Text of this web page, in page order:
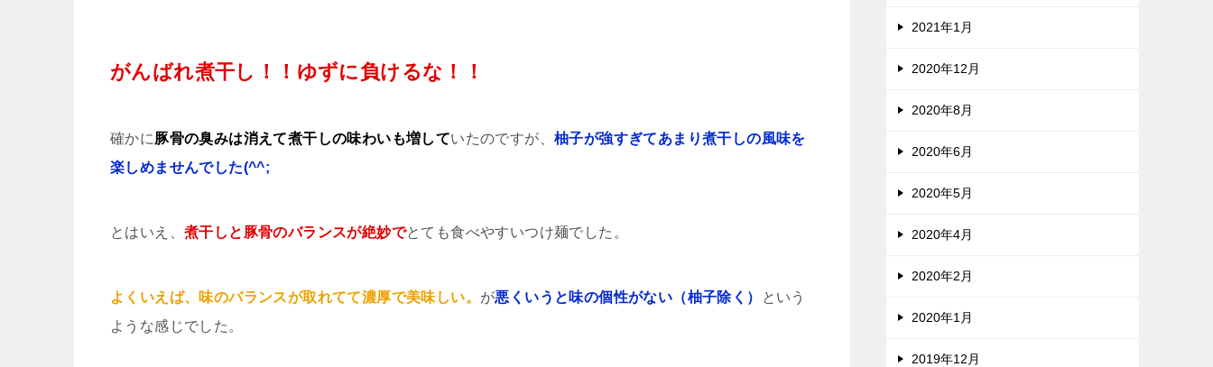
がんばれ煮干し！！ゆずに負けるな！！
確かに豚骨の臭みは消えて煮干しの味わいも増していたのですが、柚子が強すぎてあまり煮干しの風味を
楽しめませんでした(^^;
とはいえ、 煮干しと豚骨のバランスが絶妙でとても食べやすいつけ麺でした。
よくいえば、味のバランスが取れてて濃厚で美味しい。 が悪くいうと味の個性がない（柚子除く）
という
ような感じでした。
2021年1月
2020年12月
2020年8月
2020年6月
2020年5月
2020年4月
2020年2月
2020年1月
2019年12月